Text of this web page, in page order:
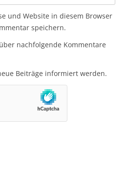
und Website in diesem Browser
speichern.
nachfolgende Kommentare
Beiträge informiert werden.